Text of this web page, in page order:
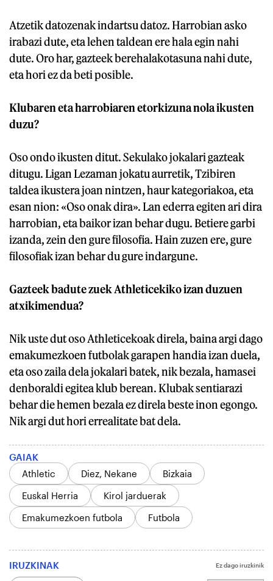
Atzetik datozenak indartsu datoz. Harrobian asko
irabazi dute, eta lehen taldean ere hala egin nahi
dute. Oro har, gazteek berehalakotasuna nahi dute,
eta hori ez da beti posible.
Klubaren eta harrobiaren etorkizuna nola ikusten
duzu?
Oso ondo ikusten ditut. Sekulako jokalari gazteak
ditugu. Ligan Lezaman jokatu aurretik, Tzibiren
taldea ikustera joan nintzen, haur kategoriakoa, eta
esan nion: «Oso onak dira». Lan ederra egiten ari dira
harrobian, eta baikor izan behar dugu. Betiere garbi
izanda, zein den gure filosofia. Hain zuzen ere, gure
filosofiak izan behar du gure indargune.
Gazteek badute zuek Athleticekiko izan duzuen
atxikimendua?
Nik uste dut oso Athleticekoak direla, baina argi dago
emakumezkoen futbolak garapen handia izan duela,
eta oso zaila dela jokalari batek, nik bezala, hamasei
denboraldi egitea klub berean. Klubak sentiarazi
behar die hemen bezala ez direla beste inon egongo.
Nik argi dut hori errealitate bat dela.
GAIAK
Athletic
Diez, Nekane
Bizkaia
Euskal Herria
Kirol jarduerak
Emakumezkoen futbola
Futbola
IRUZKINAK Ez dago iruzkinik